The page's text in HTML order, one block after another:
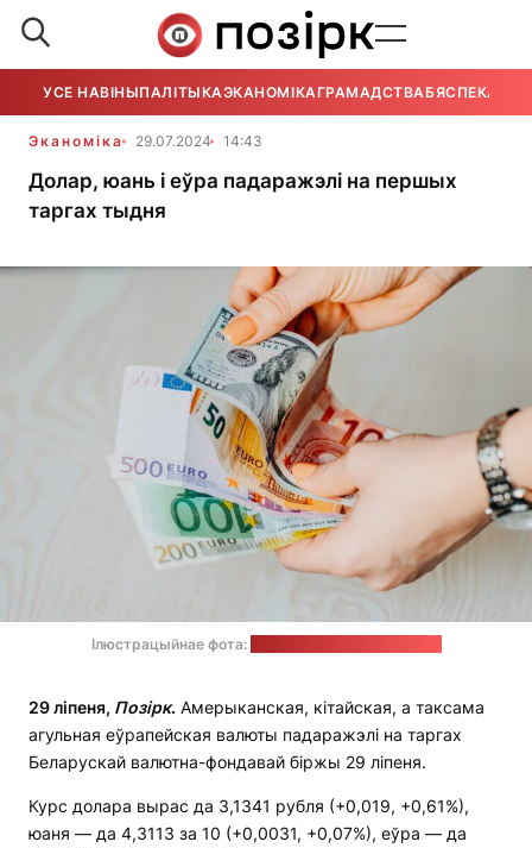
УСЕ НАВІНЫПАЛІТЫКАЭКАНОМІКАГРАМАДСТВАБЯСПЕКА
Эканоміка 29.07.2024 14:43
Долар, юань і еўра падаражэлі на першых
таргах тыдня
Ілюстрацыйнае фота:
29 ліпеня, Позірк. Амерыканская, кітайская, а таксама
агульная еўрапейская валюты падаражэлі на таргах
Беларускай валютна-фондавай біржы 29 ліпеня.
Курс долара вырас да 3,1341 рубля (+0,019, +0,61%),
юаня — да 4,3113 за 10 (+0,0031, +0,07%), еўра — да